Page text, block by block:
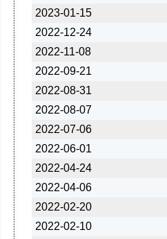
2023-01-15
2022-12-24
2022-11-08
2022-09-21
2022-08-31
2022-08-07
2022-07-06
2022-06-01
2022-04-24
2022-04-06
2022-02-20
2022-02-10